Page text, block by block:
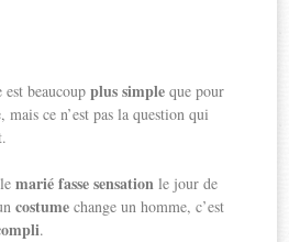
est beaucoupplus simple que pour
mais ce n’est pas la question qui
lemarié fasse sensation le jour de
costume change un homme, c’est
.